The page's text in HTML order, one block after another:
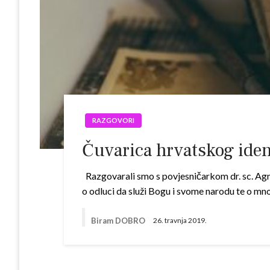
RAZGOVORI
Čuvarica hrvatskog
Razgovarali smo s povjesničarkom dr. sc.
o odluci da služi Bogu i svome narodu te o
Biram DOBRO 26. travnja 2019.